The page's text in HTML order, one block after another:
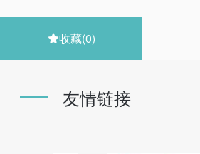
收藏(0)
友情链接